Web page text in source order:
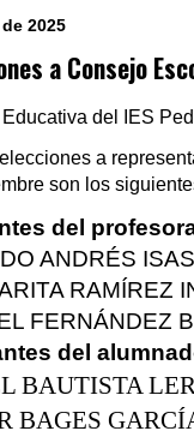
2025
a Consejo
del IES
a
son los
del
ANDRÉS
RAMÍREZ
FERNÁNDEZ
del
BAUTISTA
BAGES